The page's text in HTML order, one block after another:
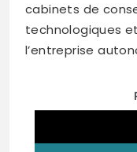
cabinets de
technologiques
l’entreprise